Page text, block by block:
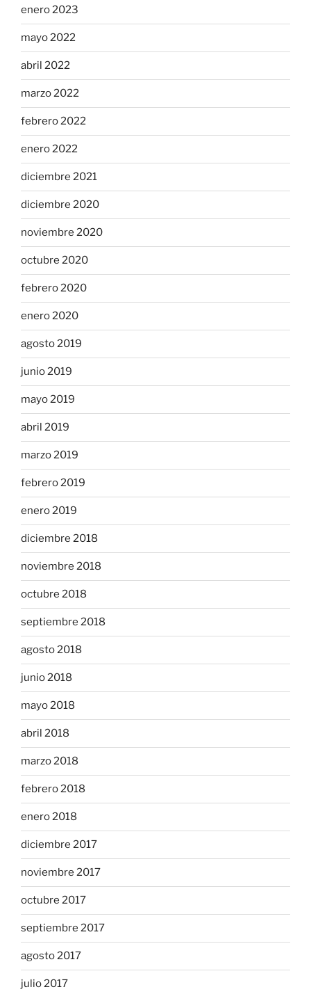
enero 2023
mayo 2022
abril 2022
marzo 2022
febrero 2022
enero 2022
diciembre 2021
diciembre 2020
noviembre 2020
octubre 2020
febrero 2020
enero 2020
agosto 2019
junio 2019
mayo 2019
abril 2019
marzo 2019
febrero 2019
enero 2019
diciembre 2018
noviembre 2018
octubre 2018
septiembre 2018
agosto 2018
junio 2018
mayo 2018
abril 2018
marzo 2018
febrero 2018
enero 2018
diciembre 2017
noviembre 2017
octubre 2017
septiembre 2017
agosto 2017
julio 2017